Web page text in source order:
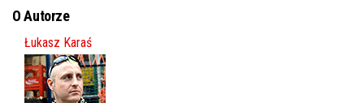
O Autorze
Łukasz Karaś